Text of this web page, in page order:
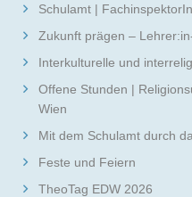
Schulamt |
Zukunft prägen –
Interkulturelle und
Offene Stunden |
Wien
Mit dem Schulamt durch
Feste und Feiern
TheoTag EDW 2026